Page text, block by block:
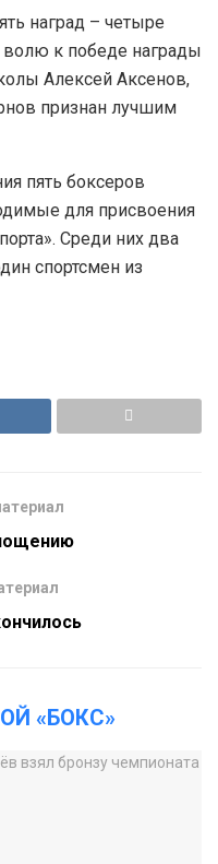
наград – четыре
волю к победе награды
Алексей Аксенов,
признан лучшим
пять боксеров
для присвоения
Среди них два
спортсмен из
«БОКС»